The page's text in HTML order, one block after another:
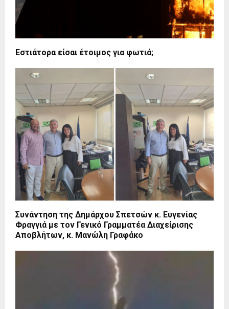
Εστιάτορα είσαι έτοιμος για φωτιά;
Συνάντηση της Δημάρχου Σπετσών κ. Ευγενίας
Φραγγιά με τον Γενικό Γραμματέα Διαχείρισης
Αποβλήτων, κ. Μανώλη Γραφάκο